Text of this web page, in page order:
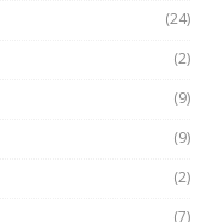
(24)
(2)
(9)
(9)
(2)
(7)